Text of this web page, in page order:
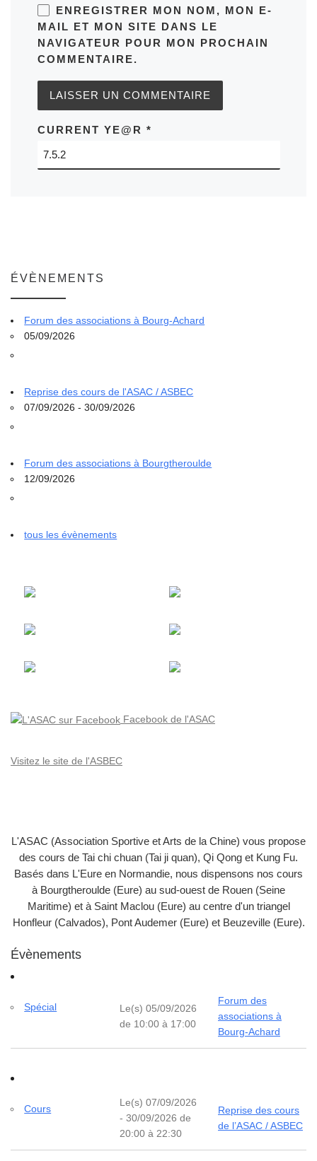
ENREGISTRER MON NOM, MON E-
MAIL ET MON SITE DANS LE
NAVIGATEUR POUR MON PROCHAIN
COMMENTAIRE.
CURRENT YE@R *
ÉVÈNEMENTS
Forum des associations à Bourg-Achard
05/09/2026
Reprise des cours de l'ASAC / ASBEC
07/09/2026 - 30/09/2026
Forum des associations à Bourgtheroulde
12/09/2026
tous les évènements
Facebook de l'ASAC
Visitez le site de l'ASBEC
L'ASAC (Association Sportive et Arts de la Chine) vous propose
des cours de Tai chi chuan (Tai ji quan), Qi Qong et Kung Fu.
Basés dans L'Eure en Normandie, nous dispensons nos cours
à Bourgtheroulde (Eure) au sud-ouest de Rouen (Seine
Maritime) et à Saint Maclou (Eure) au centre d'un triangel
Honfleur (Calvados), Pont Audemer (Eure) et Beuzeville (Eure).
Évènements
Spécial
Le(s) 05/09/2026
de 10:00 à 17:00
Forum des
associations à
Bourg-Achard
Cours
Le(s) 07/09/2026
- 30/09/2026 de
20:00 à 22:30
Reprise des cours
de l’ASAC / ASBEC